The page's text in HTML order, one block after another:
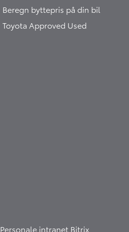
Beregn byttepris på din bil
Toyota Approved Used
Personale intranet Bitrix